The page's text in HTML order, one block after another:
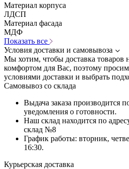
Материал корпуса
ЛДСП
Материал фасада
МДФ
Показать все
Условия доставки и самовывоза
Мы хотим, чтобы доставка товаров
комфортом для Вас, поэтому просим
условиями доставки и выбрать
Самовывоз со склада
Выдача заказа производится
уведомления о готовности.
Наш склад находится по
склад №8
График работы: вторник,
16:30.
Курьерская доставка